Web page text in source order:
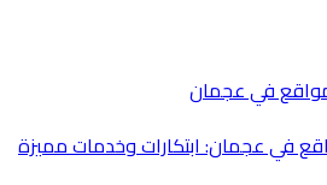
في عجمان: ابتكارات وخدمات مميزة